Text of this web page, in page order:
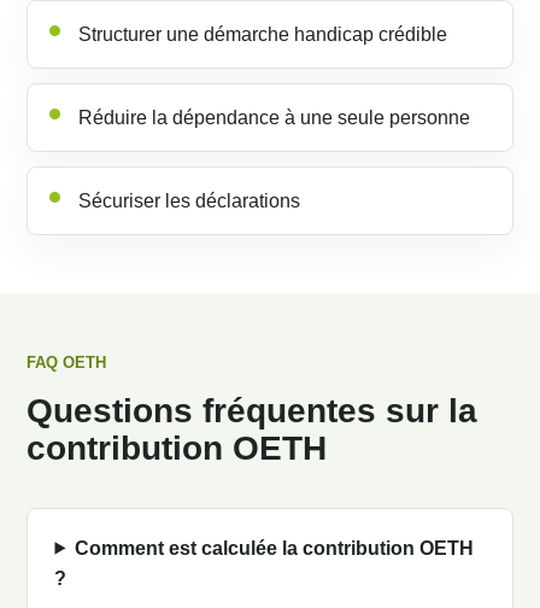
Structurer une démarche handicap crédible
Réduire la dépendance à une seule personne
Sécuriser les déclarations
FAQ OETH
Questions fréquentes sur la
contribution OETH
Comment est calculée la contribution OETH
?